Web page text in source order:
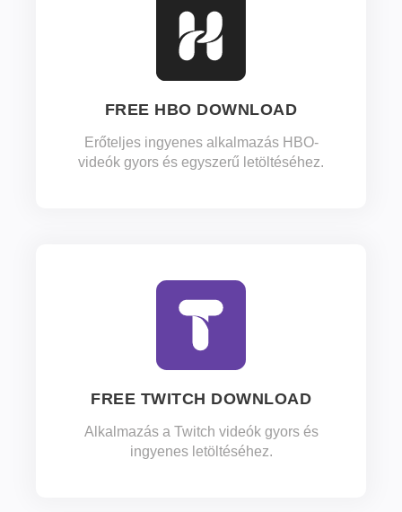
FREE HBO DOWNLOAD
Erőteljes ingyenes alkalmazás HBO-
videók gyors és egyszerű letöltéséhez.
FREE TWITCH DOWNLOAD
Alkalmazás a Twitch videók gyors és
ingyenes letöltéséhez.